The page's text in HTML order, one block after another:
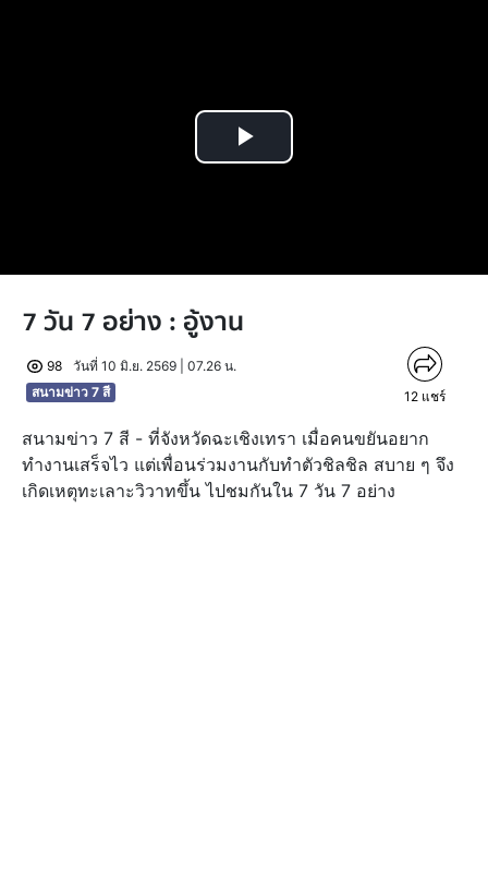
Play
7 วัน 7 อย่าง : อู้งาน
98
วันที่ 10 มิ.ย. 2569 | 07.26 น.
สนามข่าว 7 สี
12 แชร์
สนามข่าว 7 สี - ที่จังหวัดฉะเชิงเทรา เมื่อคนขยันอยาก
ทำงานเสร็จไว แต่เพื่อนร่วมงานกับทำตัวชิลชิล สบาย ๆ จึง
เกิดเหตุทะเลาะวิวาทขึ้น ไปชมกันใน 7 วัน 7 อย่าง